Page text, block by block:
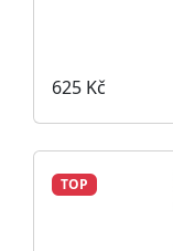
625 Kč
TOP